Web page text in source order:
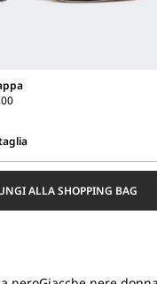
ALLA SHOPPING BAG